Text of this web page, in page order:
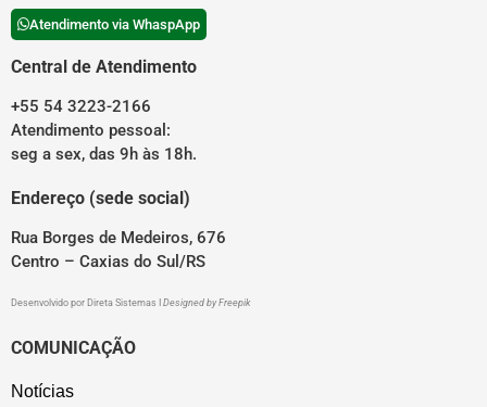
Atendimento via WhaspApp
Central de Atendimento
+55 54 3223-2166
Atendimento pessoal:
seg a sex, das 9h às 18h.
Endereço (sede social)
Rua Borges de Medeiros, 676
Centro – Caxias do Sul/RS
Desenvolvido por Direta Sistemas Designed by Freepik
COMUNICAÇÃO
Notícias